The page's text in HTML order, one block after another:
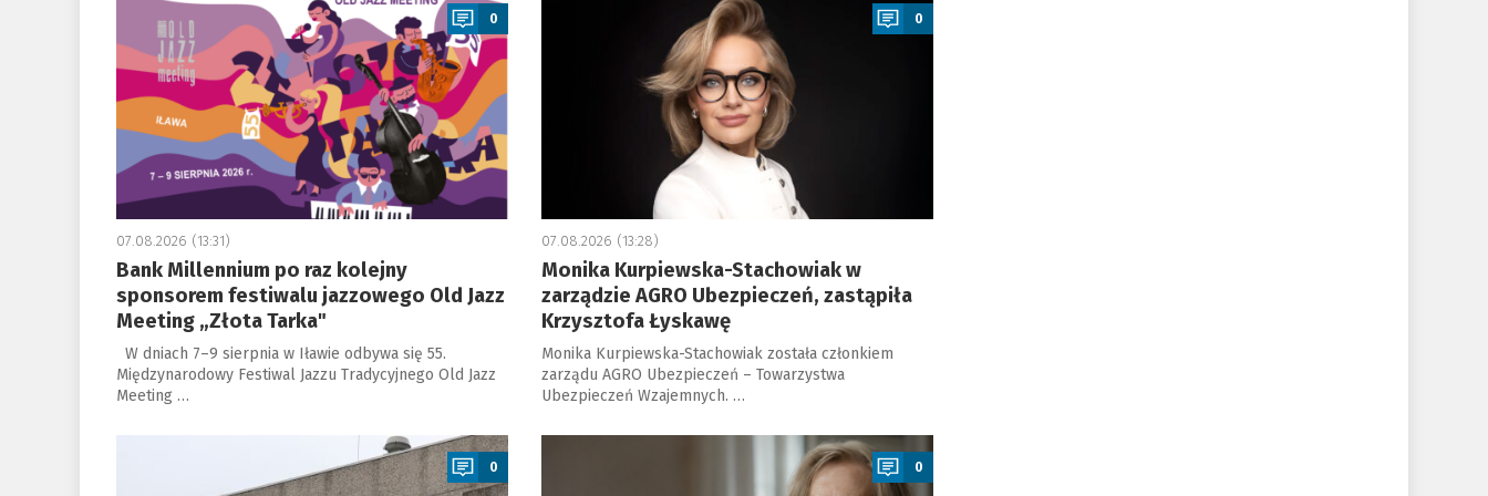
0
07.08.2026 (13:31)
Bank Millennium po raz kolejny
sponsorem festiwalu jazzowego Old Jazz
Meeting „Złota Tarka"
W dniach 7–9 sierpnia w Iławie odbywa się 55.
Międzynarodowy Festiwal Jazzu Tradycyjnego Old Jazz
Meeting …
0
07.08.2026 (13:28)
Monika Kurpiewska-Stachowiak w
zarządzie AGRO Ubezpieczeń, zastąpiła
Krzysztofa Łyskawę
Monika Kurpiewska-Stachowiak została członkiem
zarządu AGRO Ubezpieczeń – Towarzystwa
Ubezpieczeń Wzajemnych. …
0
a
0